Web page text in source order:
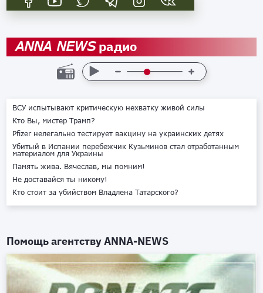
ANNA NEWSрадио
ВСУ испытывают критическую нехватку живой силы
Кто Вы, мистер Трамп?
Pfizer нелегально тестирует вакцину на украинских детях
Убитый в Испании перебежчик Кузьминов стал отработанным
материалом для Украины
Память жива. Вячеслав, мы помним!
Не доставайся ты никому!
Кто стоит за убийством Владлена Татарского?
Помощь агентствуANNA-NEWS